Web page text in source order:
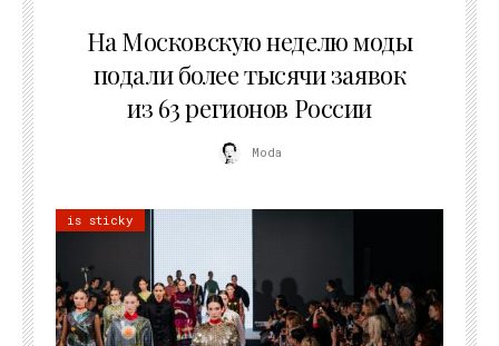
На Московскую неделю моды
подали более тысячи заявок
из 63 регионов России
Moda
is sticky